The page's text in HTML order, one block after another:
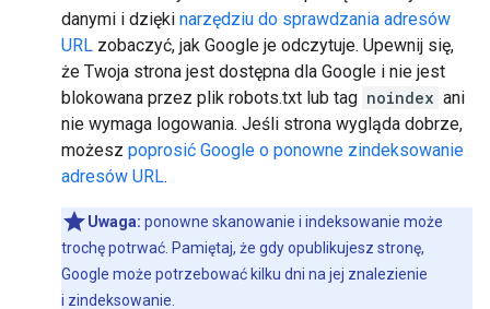
danymi i dzięki narzędziu do sprawdzania adresów
URL zobaczyć, jak Google je odczytuje. Upewnij się,
że Twoja strona jest dostępna dla Google i nie jest
blokowana przez plik robots.txt lub tag noindex ani
nie wymaga logowania. Jeśli strona wygląda dobrze,
możesz poprosić Google o ponowne zindeksowanie
adresów URL.
Uwaga: ponowne skanowanie i indeksowanie może
trochę potrwać. Pamiętaj, że gdy opublikujesz stronę,
Google może potrzebować kilku dni na jej znalezienie
i zindeksowanie.